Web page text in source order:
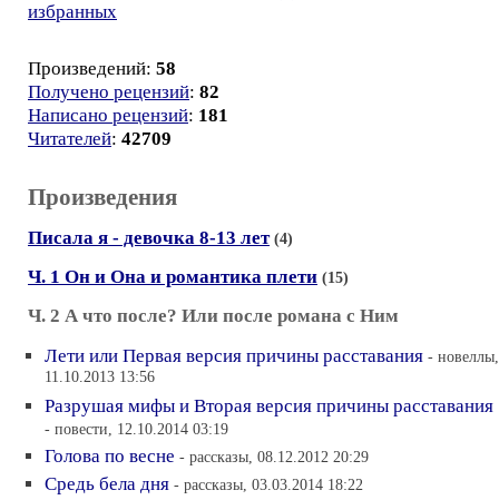
избранных
Произведений: 58
Получено рецензий: 82
Написано рецензий: 181
Читателей: 42709
Произведения
Писала я - девочка 8-13 лет (4)
Ч. 1 Он и Она и романтика плети (15)
Ч. 2 А что после? Или после романа с Ним
Лети или Первая версия причины расставания - новеллы,
11.10.2013 13:56
Разрушая мифы и Вторая версия причины расставания
- повести, 12.10.2014 03:19
Голова по весне - рассказы, 08.12.2012 20:29
Средь бела дня - рассказы, 03.03.2014 18:22